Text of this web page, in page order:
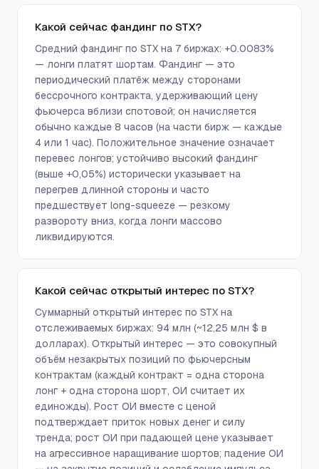
Какой сейчас фандинг по STX?
Средний фандинг по STX на 7 биржах: +0.0083%
— лонги платят шортам. Фандинг — это
периодический платёж между сторонами
бессрочного контракта, удерживающий цену
фьючерса вблизи спотовой; он начисляется
обычно каждые 8 часов (на части бирж — каждые
4 или 1 час). Положительное значение означает
перевес лонгов; устойчиво высокий фандинг
(выше +0,05%) исторически указывает на
перегрев длинной стороны и часто
предшествует long-squeeze — резкому
развороту вниз, когда лонги массово
ликвидируются.
Какой сейчас открытый интерес по STX?
Суммарный открытый интерес по STX на
отслеживаемых биржах: 94 млн (~12,25 млн $ в
долларах). Открытый интерес — это совокупный
объём незакрытых позиций по фьючерсным
контрактам (каждый контракт = одна сторона
лонг + одна сторона шорт, ОИ считает их
единожды). Рост ОИ вместе с ценой
подтверждает приток новых денег и силу
тренда; рост ОИ при падающей цене указывает
на агрессивное наращивание шортов; падение ОИ